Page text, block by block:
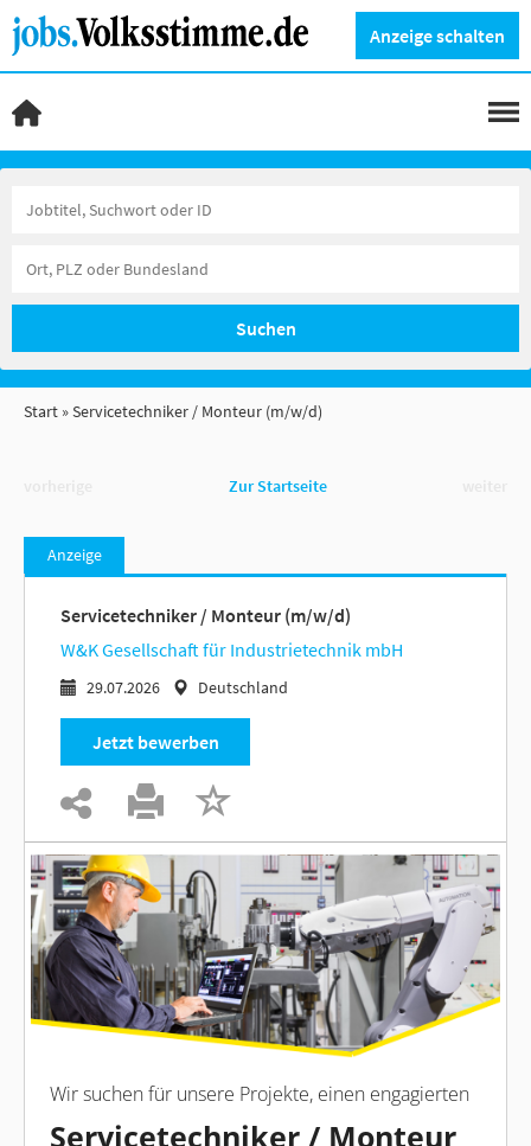
Anzeige schalten
Suchen
Start Servicetechniker / Monteur (m/w/d)
Zur Startseite
Anzeige
Servicetechniker / Monteur (m/w/d)
W&K Gesellschaft für Industrietechnik mbH
29.07.2026 Deutschland
Jetzt bewerben